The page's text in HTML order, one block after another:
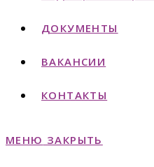
ДОКУМЕНТЫ
ВАКАНСИИ
КОНТАКТЫ
МЕНЮ ЗАКРЫТЬ